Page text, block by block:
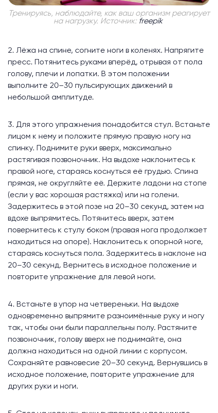
Тренируясь, наблюдайте, как ваш организм реагирует
на нагрузку. Источник:freepik
2. Лёжа на спине, согните ноги в коленях. Напрягите
пресс. Потянитесь руками вперёд, отрывая от пола
голову, плечи и лопатки. В этом положении
выполните 20–30 пульсирующих движений в
небольшой амплитуде.
3. Для этого упражнения понадобится стул. Встаньте
лицом к нему и положите прямую правую ногу на
спинку. Поднимите руки вверх, максимально
растягивая позвоночник. На выдохе наклонитесь к
правой ноге, стараясь коснуться её грудью. Спина
прямая, не округляйте её. Держите ладони на стопе
(если у вас хорошая растяжка) или на голени.
Задержитесь в этой позе на 20–30 секунд, затем на
вдохе выпрямитесь. Потянитесь вверх, затем
повернитесь к стулу боком (правая нога продолжает
находиться на опоре). Наклонитесь к опорной ноге,
стараясь коснуться пола. Задержитесь в наклоне на
20–30 секунд. Вернитесь в исходное положение и
повторите упражнение для левой ноги.
4. Встаньте в упор на четвереньки. На выдохе
одновременно выпрямите разноимённые руку и ногу
так, чтобы они были параллельны полу. Растяните
позвоночник, голову вверх не поднимайте, она
должна находиться на одной линии с корпусом.
Сохраняйте равновесие 20–30 секунд. Вернувшись в
исходное положение, повторите упражнение для
других руки и ноги.